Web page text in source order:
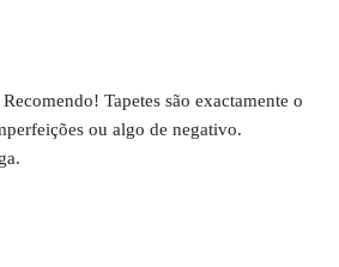
Recomendo! Tapetes são exactamente o
ou algo de negativo.